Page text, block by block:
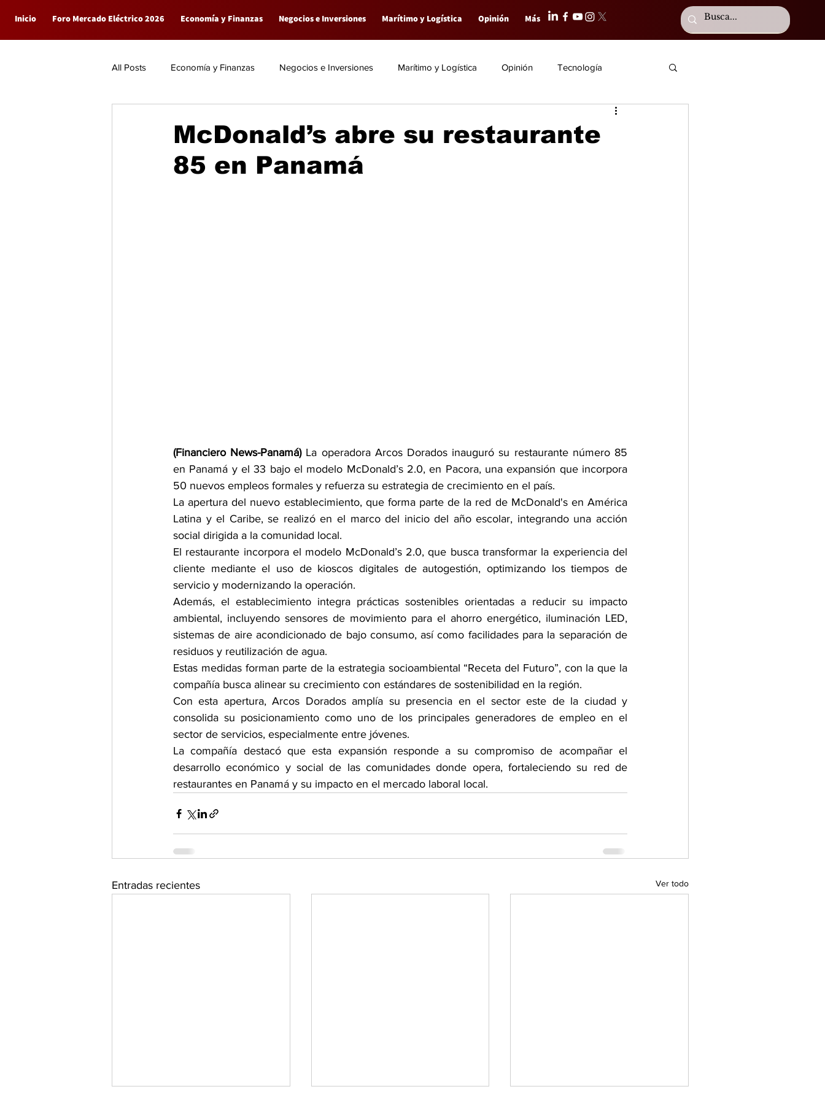
Inicio Foro Mercado Eléctrico 2026 Economía y Finanzas Negocios e Inversiones Marítimo y Logística Opinión Más
All Posts Economía y Finanzas Negocios e Inversiones Marítimo y Logística Opinión Tecnología
McDonald’s abre su restaurante
85 en Panamá
(Financiero News-Panamá) La operadora Arcos Dorados inauguró su restaurante número 85
en Panamá y el 33 bajo el modelo McDonald’s 2.0, en Pacora, una expansión que incorpora
50 nuevos empleos formales y refuerza su estrategia de crecimiento en el país.
La apertura del nuevo establecimiento, que forma parte de la red de McDonald's en América
Latina y el Caribe, se realizó en el marco del inicio del año escolar, integrando una acción
social dirigida a la comunidad local.
El restaurante incorpora el modelo McDonald’s 2.0, que busca transformar la experiencia del
cliente mediante el uso de kioscos digitales de autogestión, optimizando los tiempos de
servicio y modernizando la operación.
Además, el establecimiento integra prácticas sostenibles orientadas a reducir su impacto
ambiental, incluyendo sensores de movimiento para el ahorro energético, iluminación LED,
sistemas de aire acondicionado de bajo consumo, así como facilidades para la separación de
residuos y reutilización de agua.
Estas medidas forman parte de la estrategia socioambiental “Receta del Futuro”, con la que la
compañía busca alinear su crecimiento con estándares de sostenibilidad en la región.
Con esta apertura, Arcos Dorados amplía su presencia en el sector este de la ciudad y
consolida su posicionamiento como uno de los principales generadores de empleo en el
sector de servicios, especialmente entre jóvenes.
La compañía destacó que esta expansión responde a su compromiso de acompañar el
desarrollo económico y social de las comunidades donde opera, fortaleciendo su red de
restaurantes en Panamá y su impacto en el mercado laboral local.
Entradas recientes Ver todo